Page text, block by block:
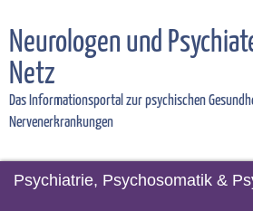
Neurologen und
Netz
Das Informationsportal zur psychischen
Nervenerkrankungen
Psychiatrie, Psychosomatik &